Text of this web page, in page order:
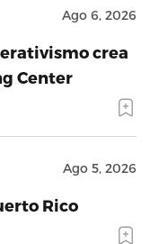
Ago 6, 2026
crea
Center
Ago 5, 2026
Rico